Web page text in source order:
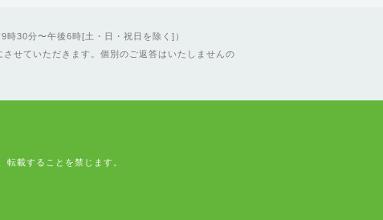
30分〜午後6時[土・日・祝日を除く]）
せていただきます。個別のご返答はいたしませんの
載することを禁じます。